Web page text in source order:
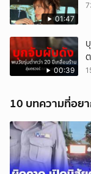
01:47
00:39
10 บทความที่อย